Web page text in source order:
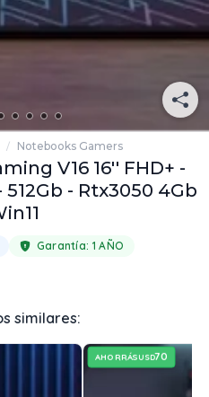
/ Notebooks Gamers
V16 16'' FHD+ -
512Gb - Rtx3050 4Gb
Garantía: 1 AÑO
similares:
AHORRÁSUSD70